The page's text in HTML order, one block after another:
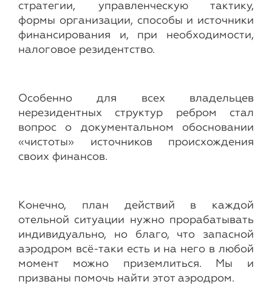
стратегии, управленческую тактику,
формы организации, способы и источники
финансирования и, при необходимости,
налоговое резидентство.
Особенно для всех владельцев
нерезидентных структур ребром стал
вопрос о документальном обосновании
«чистоты» источников происхождения
своих финансов.
Конечно, план действий в каждой
отельной ситуации нужно прорабатывать
индивидуально, но благо, что запасной
аэродром всё-таки есть и на него в любой
момент можно приземлиться. Мы и
призваны помочь найти этот аэродром.